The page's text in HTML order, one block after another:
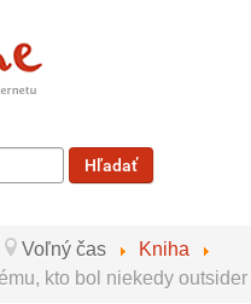
Hľadať
Voľný čas
Kniha
kto bol niekedy outsider